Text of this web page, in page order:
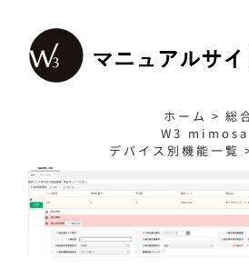
content
ホーム > 総
W3 mimosa
デバイス別機能一覧